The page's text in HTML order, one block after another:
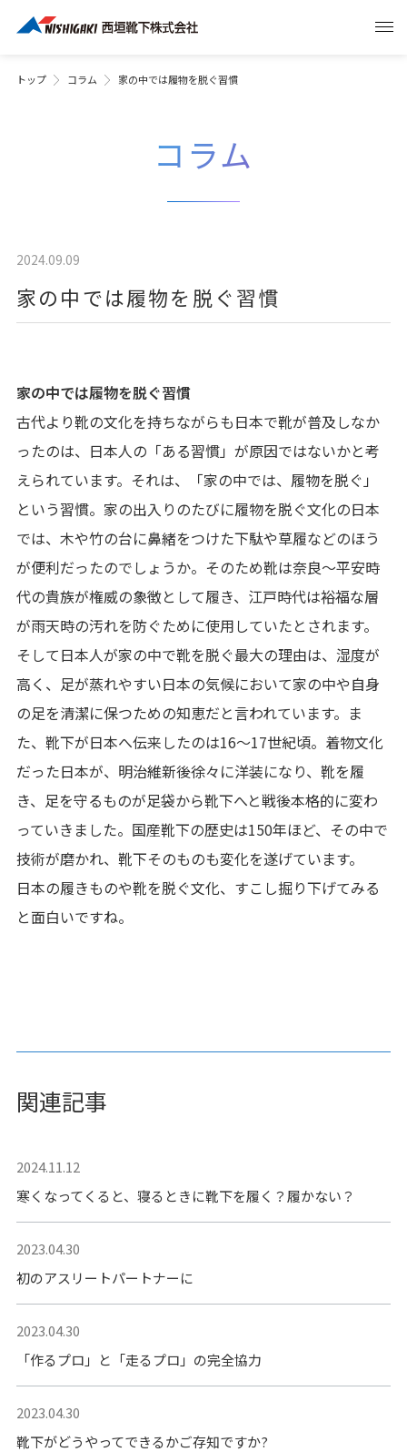
トップ コラム 家の中では履物を脱ぐ習慣
コラム
2024.09.09
家の中では履物を脱ぐ習慣
家の中では履物を脱ぐ習慣
古代より靴の文化を持ちながらも日本で靴が普及しなか
ったのは、日本人の「ある習慣」が原因ではないかと考
えられています。それは、「家の中では、履物を脱ぐ」
という習慣。家の出入りのたびに履物を脱ぐ文化の日本
では、木や竹の台に鼻緒をつけた下駄や草履などのほう
が便利だったのでしょうか。そのため靴は奈良～平安時
代の貴族が権威の象徴として履き、江戸時代は裕福な層
が雨天時の汚れを防ぐために使用していたとされます。
そして日本人が家の中で靴を脱ぐ最大の理由は、湿度が
高く、足が蒸れやすい日本の気候において家の中や自身
の足を清潔に保つための知恵だと言われています。ま
た、靴下が日本へ伝来したのは16～17世紀頃。着物文化
だった日本が、明治維新後徐々に洋装になり、靴を履
き、足を守るものが足袋から靴下へと戦後本格的に変わ
っていきました。国産靴下の歴史は150年ほど、その中で
技術が磨かれ、靴下そのものも変化を遂げています。
日本の履きものや靴を脱ぐ文化、すこし掘り下げてみる
と面白いですね。
関連記事
2024.11.12
寒くなってくると、寝るときに靴下を履く？履かない？
2023.04.30
初のアスリートパートナーに
2023.04.30
「作るプロ」と「走るプロ」の完全協力
2023.04.30
靴下がどうやってできるかご存知ですか?